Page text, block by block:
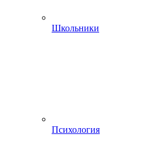
Школьники
Психология